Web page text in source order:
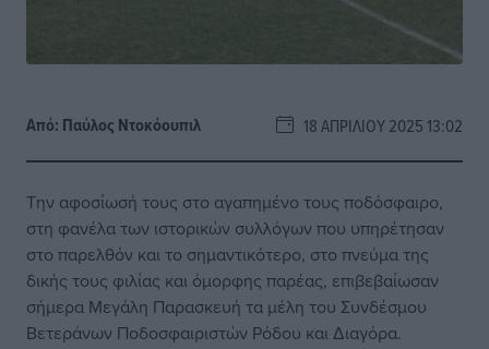
Από: Παύλος Nτοκόουπιλ 18 ΑΠΡΙΛΊΟΥ 2025 13:02
Την αφοσίωσή τους στο αγαπημένο τους ποδόσφαιρο,
στη φανέλα των ιστορικών συλλόγων που υπηρέτησαν
στο παρελθόν και το σημαντικότερο, στο πνεύμα της
δικής τους φιλίας και όμορφης παρέας, επιβεβαίωσαν
σήμερα Μεγάλη Παρασκευή τα μέλη του Συνδέσμου
Βετεράνων Ποδοσφαιριστών Ρόδου και Διαγόρα.